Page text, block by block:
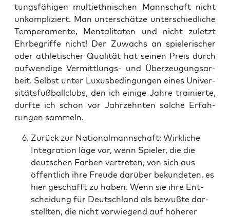
tungs­fä­hi­gen mul­ti­eth­ni­schen Mann­schaft nicht
unkom­pli­ziert. Man unter­schät­ze unter­schied­li­che
Tem­pe­ra­men­te, Men­ta­li­tä­ten und nicht zuletzt
Ehr­be­grif­fe nicht! Der Zuwachs an spie­le­ri­scher
oder ath­le­ti­scher Qua­li­tät hat sei­nen Preis durch
auf­wen­di­ge Ver­mitt­lungs- und Über­zeu­gungs­ar­
beit. Selbst unter Luxus­be­din­gun­gen eines Uni­ver­
si­täts­fuß­ball­clubs, den ich eini­ge Jah­re trai­nier­te,
durf­te ich schon vor Jahr­zehn­ten sol­che Erfah­
run­gen sammeln.
Zurück zur Natio­nal­mann­schaft: Wirk­li­che
Inte­gra­ti­on läge vor, wenn Spie­ler, die die
deut­schen Far­ben ver­tre­ten, von sich aus
öffent­lich ihre Freu­de dar­über bekun­de­ten, es
hier geschafft zu haben. Wenn sie ihre Ent­
schei­dung für Deutsch­land als bewuß­te dar­
stell­ten, die nicht vor­wie­gend auf höhe­rer